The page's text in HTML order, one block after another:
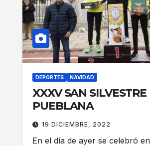
DEPORTES NAVIDAD
XXXV SAN SILVESTRE
PUEBLANA
19 DICIEMBRE, 2022
En el día de ayer se celebró